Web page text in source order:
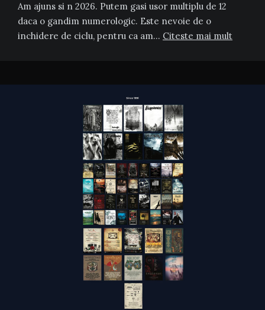
Am ajuns si n 2026. Putem gasi usor multiplu de 12
daca o gandim numerologic. Este nevoie de o
inchidere de ciclu, pentru ca am… Citeste mai mult